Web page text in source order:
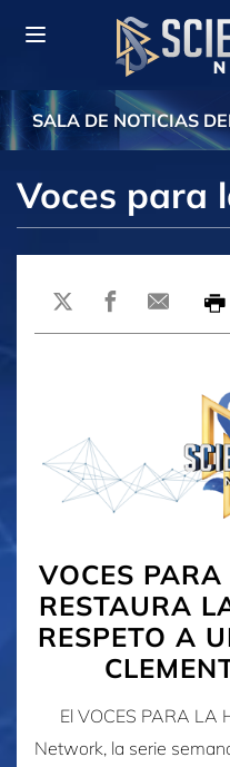
SALA DE NOTICIAS
Voces para
VOCES
RESTAURA
RESPETO A
El VOCES PARA
Network, la serie